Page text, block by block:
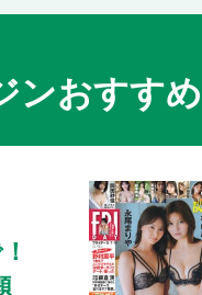
ンおすす